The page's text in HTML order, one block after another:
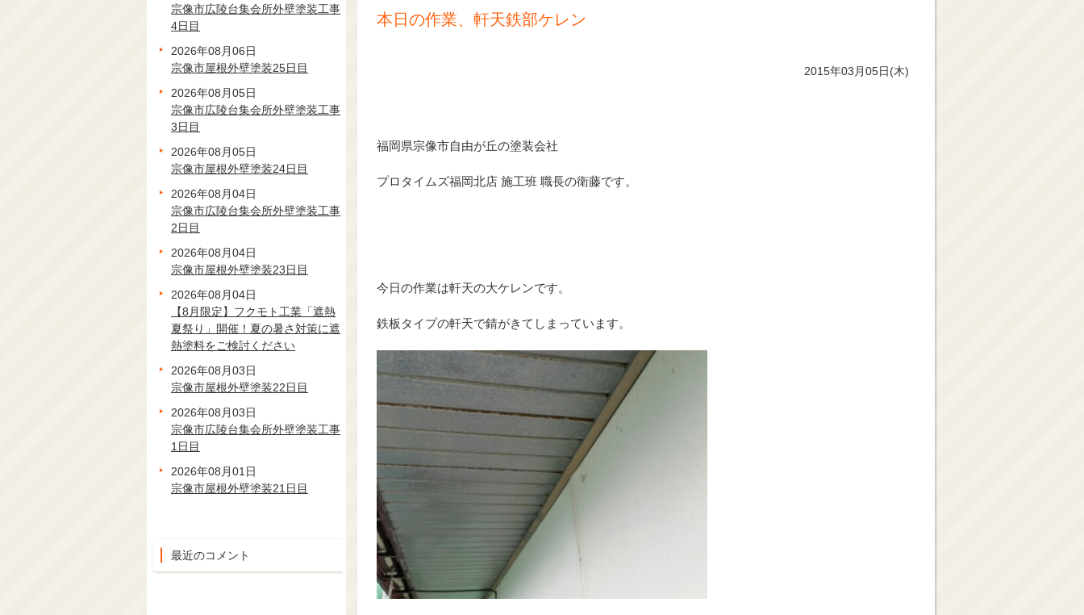
本日の作業、軒天鉄部ケレン
2015年03月05日(木)
福岡県宗像市自由が丘の塗装会社
プロタイムズ福岡北店 施工班 職長の衛藤です。
今日の作業は軒天の大ケレンです。
鉄板タイプの軒天で錆がきてしまっています。
宗像市広陵台集会所外壁塗装工事
4日目
2026年08月06日
宗像市屋根外壁塗装25日目
2026年08月05日
宗像市広陵台集会所外壁塗装工事
3日目
2026年08月05日
宗像市屋根外壁塗装24日目
2026年08月04日
宗像市広陵台集会所外壁塗装工事
2日目
2026年08月04日
宗像市屋根外壁塗装23日目
2026年08月04日
【8月限定】フクモト工業「遮熱
夏祭り」開催！夏の暑さ対策に遮
熱塗料をご検討ください
2026年08月03日
宗像市屋根外壁塗装22日目
2026年08月03日
宗像市広陵台集会所外壁塗装工事
1日目
2026年08月01日
宗像市屋根外壁塗装21日目
最近のコメント